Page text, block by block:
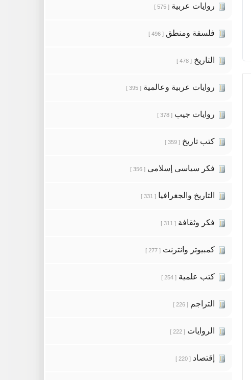
روايات عربية [ 575 ]
فلسفة ومنطق [ 496 ]
التاريخ [ 478 ]
روايات عربية وعالمية [ 395 ]
روايات جيب [ 378 ]
كتب تاريخ [ 359 ]
فكر سياسى إسلامى [ 356 ]
التاريخ والجغرافيا [ 331 ]
فكر وثقافة [ 311 ]
كمبيوتر وانترنت [ 277 ]
كتب علمية [ 254 ]
التراجم [ 226 ]
الروايات [ 222 ]
إقتصاد [ 220 ]